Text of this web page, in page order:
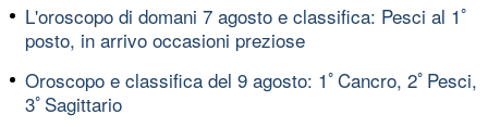
L'oroscopo di domani 7 agosto e classifica: Pesci al 1ﾟ
posto, in arrivo occasioni preziose
Oroscopo e classifica del 9 agosto: 1ﾟCancro, 2ﾟPesci,
3ﾟSagittario